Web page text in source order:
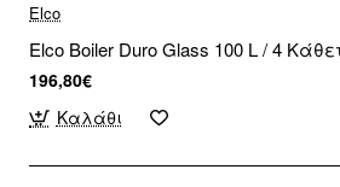
Elco
Elco Boiler Duro Glass 100 L / 4
196,80€
Καλάθι